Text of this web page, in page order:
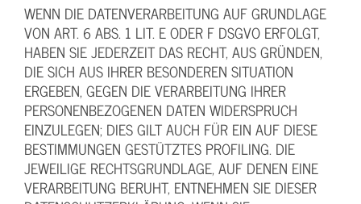
WENN DIE DATENVERARBEITUNG AUF GRUNDLAGE
VON ART. 6 ABS. 1 LIT. E ODER F DSGVO ERFOLGT,
HABEN SIE JEDERZEIT DAS RECHT, AUS GRÜNDEN,
DIE SICH AUS IHRER BESONDEREN SITUATION
ERGEBEN, GEGEN DIE VERARBEITUNG IHRER
PERSONENBEZOGENEN DATEN WIDERSPRUCH
EINZULEGEN; DIES GILT AUCH FÜR EIN AUF DIESE
BESTIMMUNGEN GESTÜTZTES PROFILING. DIE
JEWEILIGE RECHTSGRUNDLAGE, AUF DENEN EINE
VERARBEITUNG BERUHT, ENTNEHMEN SIE DIESER